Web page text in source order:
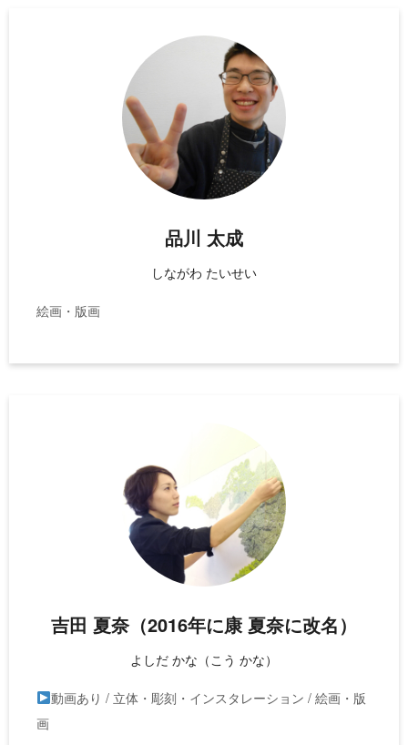
品川 太成
しながわ たいせい
絵画・版画
吉田 夏奈（2016年に康 夏奈に改名）
よしだ かな（こう かな）
動画あり / 立体・彫刻・インスタレーション / 絵画・版
画